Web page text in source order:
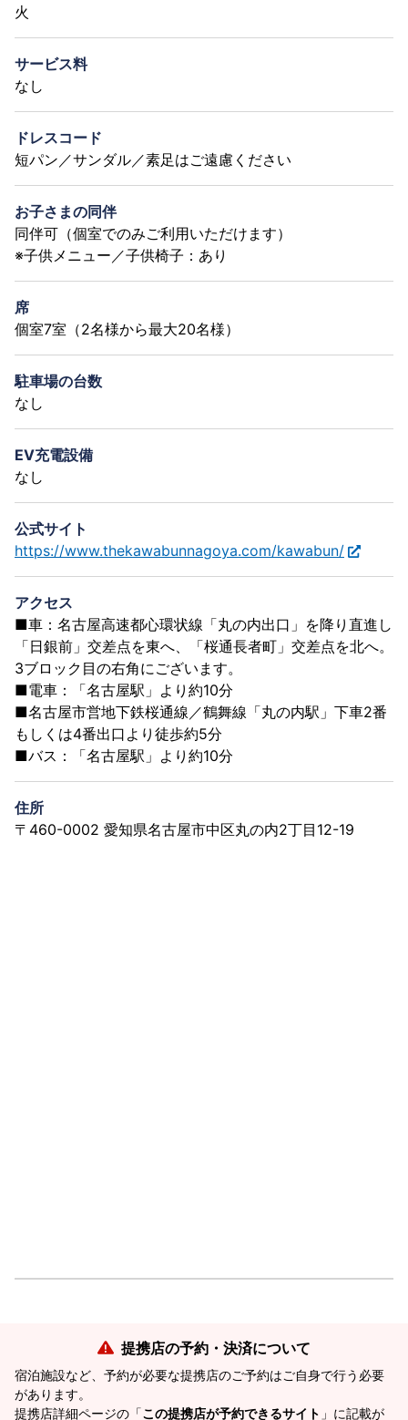
火
サービス料
なし
ドレスコード
短パン／サンダル／素足はご遠慮ください
お子さまの同伴
同伴可（個室でのみご利用いただけます）
※子供メニュー／子供椅子：あり
席
個室7室（2名様から最大20名様）
駐車場の台数
なし
EV充電設備
なし
公式サイト
https://www.thekawabunnagoya.com/kawabun/
アクセス
■車：名古屋高速都心環状線「丸の内出口」を降り直進し
「日銀前」交差点を東へ、「桜通長者町」交差点を北へ。
3ブロック目の右角にございます。
■電車：「名古屋駅」より約10分
■名古屋市営地下鉄桜通線／鶴舞線「丸の内駅」下車2番
もしくは4番出口より徒歩約5分
■バス：「名古屋駅」より約10分
住所
〒460-0002 愛知県名古屋市中区丸の内2丁目12-19
提携店の予約・決済について
宿泊施設など、予約が必要な提携店のご予約はご自身で行う必要
があります。
提携店詳細ページの「この提携店が予約できるサイト 」に記載が